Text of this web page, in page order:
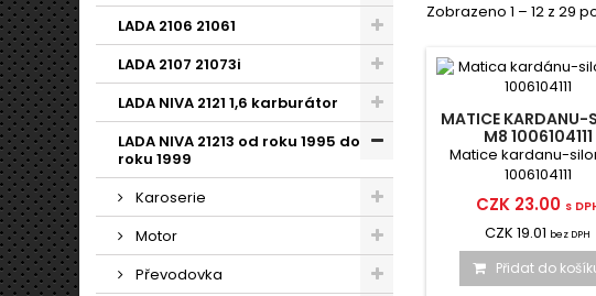
LADA 2106 21061
LADA 2107 21073i
LADA NIVA 2121 1,6 karburátor
LADA NIVA 21213 od roku 1995 do
roku 1999
Karoserie
Motor
Převodovka
Zobrazeno 1 – 12 z 29
MATICE KARDANU-
M8 1006104111
Matice kardanu-
1006104111
CZK 23.00 s
CZK 19.01 bez DPH
Přidat do